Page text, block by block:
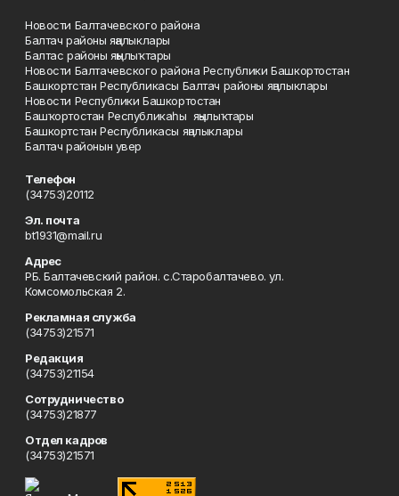
Новости Балтачевского района
Балтач районы яңалыклары
Балтас районы яңылыҡтары
Новости Балтачевского района Республики Башкортостан
Башкортстан Республикасы Балтач районы яңалыклары
Новости Республики Башкортостан
Башҡортостан Республикаһы яңылыҡтары
Башкортстан Республикасы яңалыклары
Балтач районын увер
Телефон
(34753)20112
Эл. почта
bt1931@mail.ru
Адрес
РБ. Балтачевский район. с.Старобалтачево. ул.
Комсомольская 2.
Рекламная служба
(34753)21571
Редакция
(34753)21154
Сотрудничество
(34753)21877
Отдел кадров
(34753)21571